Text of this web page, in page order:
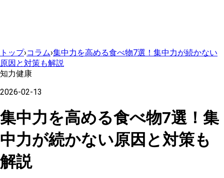
トップ›コラム›集中力を高める食べ物7選！集中力が続かない
原因と対策も解説
知力健康
2026-02-13
集中力を高める食べ物7選！集
中力が続かない原因と対策も
解説